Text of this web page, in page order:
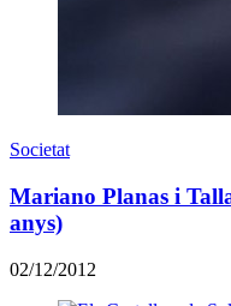
Societat
Mariano Planas i
anys)
02/12/2012